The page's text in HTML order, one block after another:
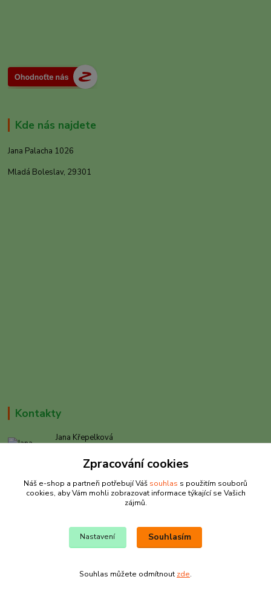
Kde nás najdete
Jana Palacha 1026
Mladá Boleslav, 29301
Kontakty
Jana Křepelková
(Po-Pá, 9-17 hod. , So 9-12 hod.)
info@rybarkrepelkova.cz
© Copyright Jana Křepelková 2023
Zpracování cookies
Náš e-shop a partneři potřebují Váš souhlas s použitím souborů
cookies, aby Vám mohli zobrazovat informace týkající se Vašich
zájmů.
Nastavení Souhlasím
Souhlas můžete odmítnout zde.